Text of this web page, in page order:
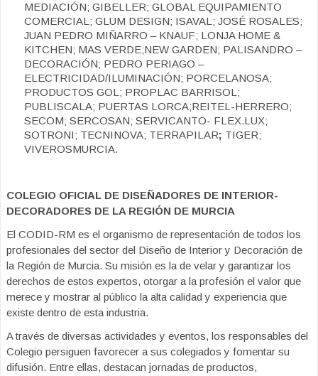
MEDIACIÓN; GIBELLER; GLOBAL EQUIPAMIENTO
COMERCIAL; GLUM DESIGN; ISAVAL; JOSÉ ROSALES;
JUAN PEDRO MIÑARRO – KNAUF; LONJA HOME &
KITCHEN; MAS VERDE;NEW GARDEN; PALISANDRO –
DECORACIÓN; PEDRO PERIAGO –
ELECTRICIDAD/ILUMINACIÓN; PORCELANOSA;
PRODUCTOS GOL; PROPLAC BARRISOL;
PUBLISCALA; PUERTAS LORCA;REITEL-HERRERO;
SECOM; SERCOSAN; SERVICANTO- FLEX.LUX;
SOTRONI; TECNINOVA; TERRAPILAR; TIGER;
VIVEROSMURCIA.
COLEGIO OFICIAL DE DISEÑADORES DE INTERIOR-
DECORADORES DE LA REGIÓN DE MURCIA
El CODID-RM es el organismo de representación de todos los
profesionales del sector del Diseño de Interior y Decoración de
la Región de Murcia. Su misión es la de velar y garantizar los
derechos de estos expertos, otorgar a la profesión el valor que
merece y mostrar al público la alta calidad y experiencia que
existe dentro de esta industria.
A través de diversas actividades y eventos, los responsables del
Colegio persiguen favorecer a sus colegiados y fomentar su
difusión. Entre ellas, destacan jornadas de productos,